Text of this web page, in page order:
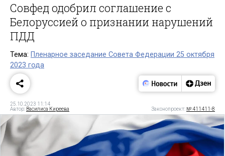
Совфед одобрил соглашение с
Белоруссией о признании нарушений
ПДД
Тема: Пленарное заседание Совета Федерации 25 октября
2023 года
25.10.2023 11:14
Автор: Василиса Киреева Законопроект: № 411411-8